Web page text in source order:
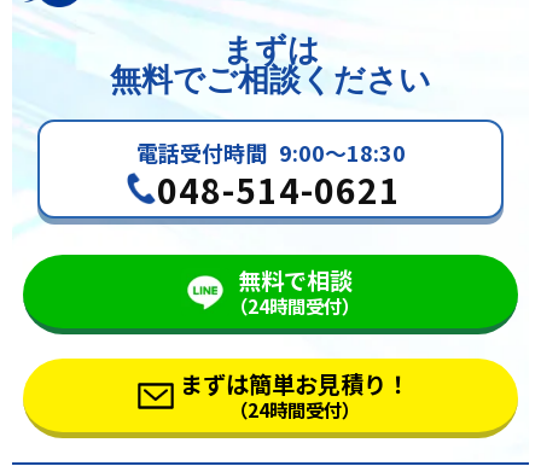
まずは
無料でご相談ください
電話受付時間 9:00～18:30
048-514-0621
無料で相談
（24時間受付）
まずは簡単お見積り！
（24時間受付）